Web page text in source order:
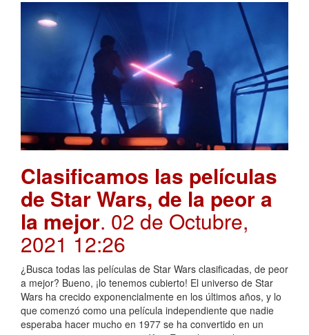
Clasificamos las películas
de Star Wars, de la peor a
la mejor. 02 de Octubre,
2021 12:26
¿Busca todas las películas de Star Wars clasificadas, de peor
a mejor? Bueno, ¡lo tenemos cubierto! El universo de Star
Wars ha crecido exponencialmente en los últimos años, y lo
que comenzó como una película independiente que nadie
esperaba hacer mucho en 1977 se ha convertido en un